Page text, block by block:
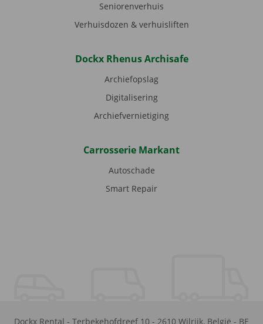
Seniorenverhuis
Verhuisdozen & verhuisliften
Dockx Rhenus Archisafe
Archiefopslag
Digitalisering
Archiefvernietiging
Carrosserie Markant
Autoschade
Smart Repair
Dockx Rental - Terbekehofdreef 10 - 2610 Wilrijk, België - BE